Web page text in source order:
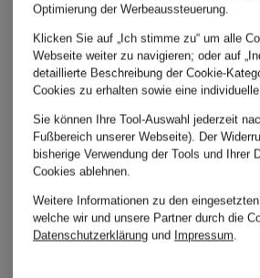
Trikots WM
2026
adidas
EM
Optimierung der Werbeaussteuerung.
Klicken Sie auf „Ich stimme zu“ um alle
Webseite weiter zu navigieren; oder auf
detaillierte Beschreibung der Cookie-
Cookies zu erhalten sowie eine
Sie können Ihre Tool-Auswahl jederzeit
Fußbereich unserer Webseite). Der
bisherige Verwendung der Tools und Ihrer
Cookies ablehnen.
Weitere Informationen zu den
welche wir und unsere Partner durch die
Datenschutzerklärung und Impressum.